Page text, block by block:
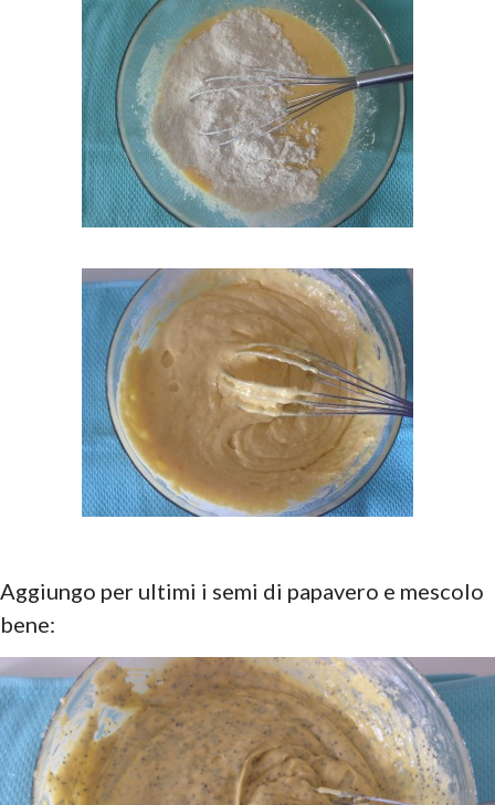
Aggiungo per ultimi i semi di papavero e mescolo
bene: